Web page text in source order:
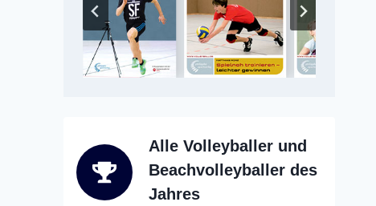
Alle Volleyballer und
Beachvolleyballer des
Jahres